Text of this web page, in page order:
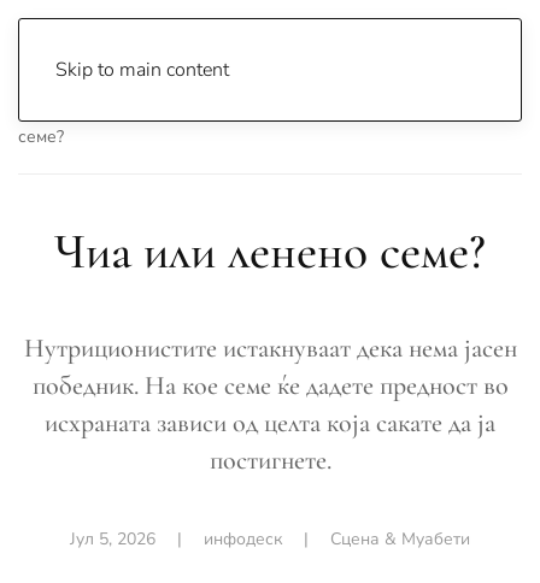
Skip to main content
семе?
Чиа или ленено семе?
Нутриционистите истакнуваат дека нема јасен
победник. На кое семе ќе дадете предност во
исхраната зависи од целта која сакате да ја
постигнете.
Јул 5, 2026 | инфодеск | Сцена & Муабети